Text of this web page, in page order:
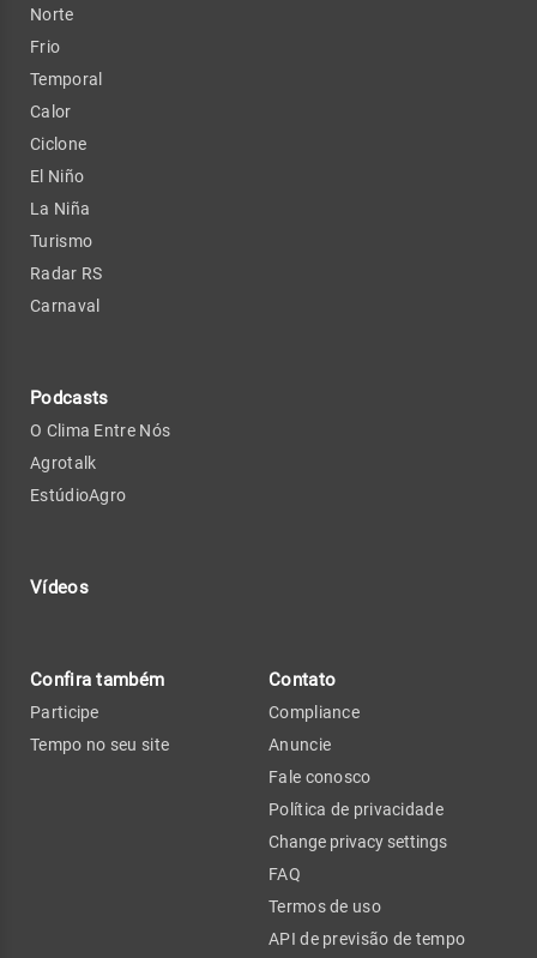
Norte
Frio
Temporal
Calor
Ciclone
El Niño
La Niña
Turismo
Radar RS
Carnaval
Podcasts
O Clima Entre Nós
Agrotalk
EstúdioAgro
Vídeos
Confira também
Participe
Tempo no seu site
Contato
Compliance
Anuncie
Fale conosco
Política de privacidade
Change privacy settings
FAQ
Termos de uso
API de previsão de tempo